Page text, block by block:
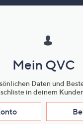
Mein QVC
Daten und
in deinem